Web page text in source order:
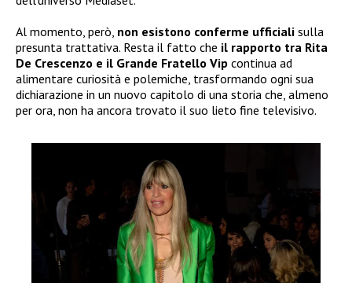
Al momento, però, non esistono conferme ufficiali sulla
presunta trattativa. Resta il fatto che il rapporto tra Rita
De Crescenzo e il Grande Fratello Vip continua ad
alimentare curiosità e polemiche, trasformando ogni sua
dichiarazione in un nuovo capitolo di una storia che, almeno
per ora, non ha ancora trovato il suo lieto fine televisivo.